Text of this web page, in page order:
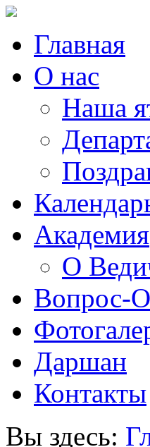
Главная
О нас
Наша
Академия
О
Вопрос-
Даршан
Контакты
Вы здесь: